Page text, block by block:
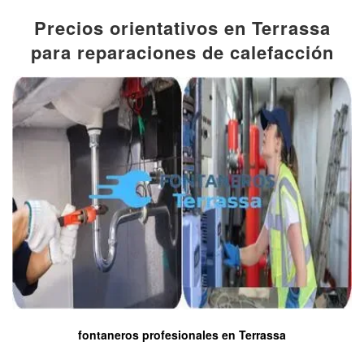
Precios orientativos en Terrassa
para reparaciones de calefacción
fontaneros profesionales en Terrassa